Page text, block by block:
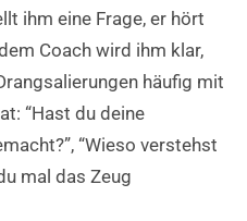
ihm eine Frage, er hört
Coach wird ihm klar,
häufig mit
“Hast du deine
“Wieso verstehst
mal das Zeug